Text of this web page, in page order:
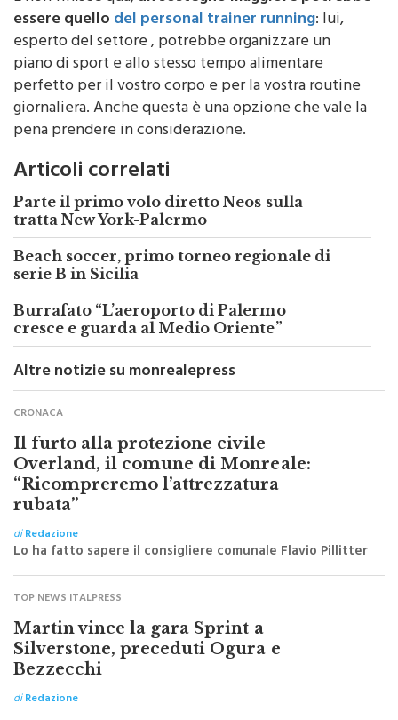
essere quellodel personal trainer running: lui,
esperto del settore , potrebbe organizzare un
piano di sport e allo stesso tempo alimentare
perfetto per il vostro corpo e per la vostra routine
giornaliera. Anche questa è una opzione che vale la
pena prendere in considerazione.
Articoli correlati
Parte il primo volo diretto Neos sulla
tratta New York-Palermo
Beach soccer, primo torneo regionale di
serie B in Sicilia
Burrafato “L’aeroporto di Palermo
cresce e guarda al Medio Oriente”
Altre notizie su monrealepress
CRONACA
Il furto alla protezione civile
Overland, il comune di Monreale:
“Ricompreremo l’attrezzatura
rubata”
diRedazione
Lo ha fatto sapere il consigliere comunale Flavio Pillitter
TOP NEWS ITALPRESS
Martin vince la gara Sprint a
Silverstone, preceduti Ogura e
Bezzecchi
diRedazione